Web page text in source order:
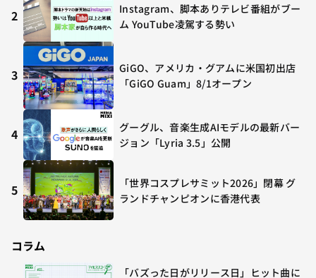
2
Instagram、脚本ありテレビ番組がブー
ム YouTube凌駕する勢い
3
GiGO、アメリカ・グアムに米国初出店
「GiGO Guam」8/1オープン
4
グーグル、音楽生成AIモデルの最新バー
ジョン「Lyria 3.5」公開
5
「世界コスプレサミット2026」閉幕 グ
ランドチャンピオンに香港代表
コラム
「バズった日がリリース日」ヒット曲に